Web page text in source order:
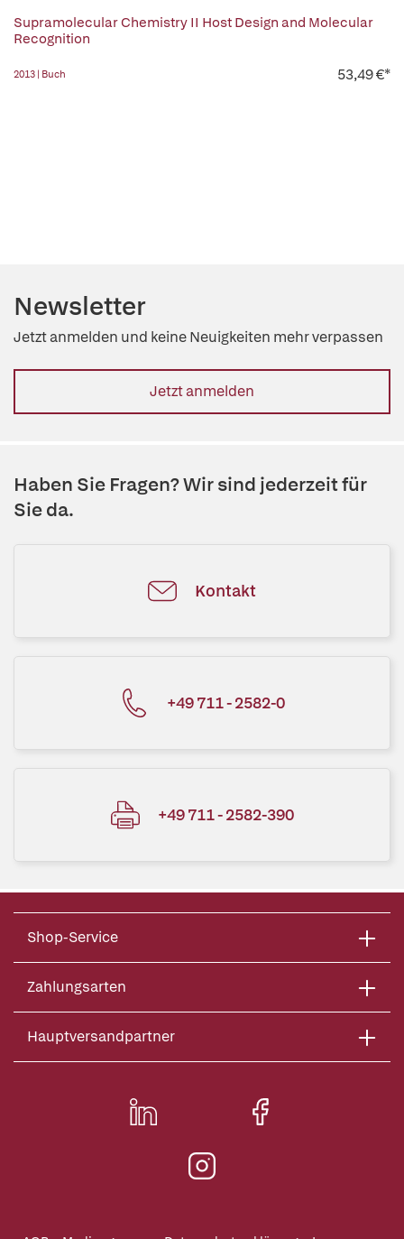
Supramolecular Chemistry II Host Design and Molecular
Recognition
2013 | Buch 53,49 €*
Newsletter
Jetzt anmelden und keine Neuigkeiten mehr verpassen
Jetzt anmelden
Haben Sie Fragen? Wir sind jederzeit für
Sie da.
Kontakt
+49 711 - 2582-0
+49 711 - 2582-390
Shop-Service
Zahlungsarten
Hauptversandpartner